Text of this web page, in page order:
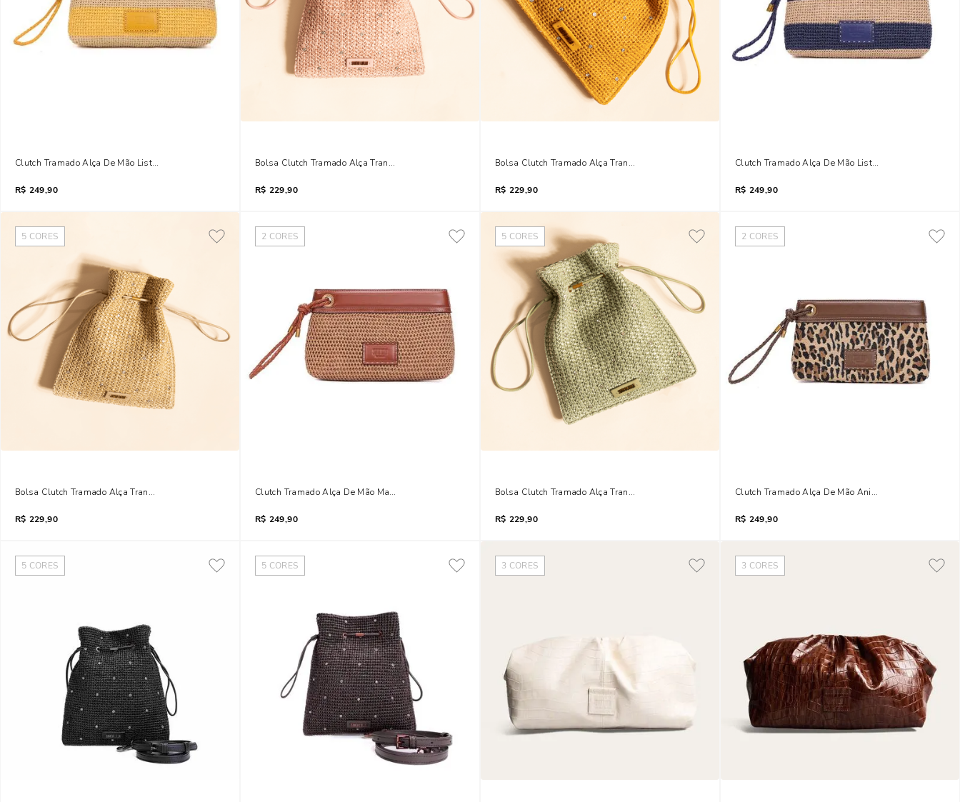
Clutch Tramado Alça De Mão Listras Amarelo Solar
R$ 249,90
Bolsa Clutch Tramado Alça Transversal Rosa Blossom
R$ 229,90
Bolsa Clutch Tramado Alça Transversal Amarelo Solar
R$ 229,90
Clutch Tramado Alça De Mão Listras Azul Navy
R$ 249,90
5 CORES
Bolsa Clutch Tramado Alça Transversal Bege Areia
R$ 229,90
2 CORES
Clutch Tramado Alça De Mão Marrom Terracota
R$ 249,90
5 CORES
Bolsa Clutch Tramado Alça Transversal Verde Pistache
R$ 229,90
2 CORES
Clutch Tramado Alça De Mão Animal Print Onça
R$ 249,90
5 CORES 5 CORES 3 CORES 3 CORES